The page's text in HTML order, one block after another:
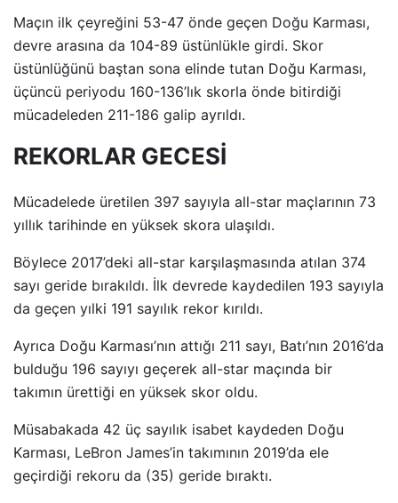
Maçın ilk çeyreğini 53-47 önde geçen Doğu Karması,
devre arasına da 104-89 üstünlükle girdi. Skor
üstünlüğünü baştan sona elinde tutan Doğu Karması,
üçüncü periyodu 160-136’lık skorla önde bitirdiği
mücadeleden 211-186 galip ayrıldı.
REKORLAR GECESİ
Mücadelede üretilen 397 sayıyla all-star maçlarının 73
yıllık tarihinde en yüksek skora ulaşıldı.
Böylece 2017’deki all-star karşılaşmasında atılan 374
sayı geride bırakıldı. İlk devrede kaydedilen 193 sayıyla
da geçen yılki 191 sayılık rekor kırıldı.
Ayrıca Doğu Karması’nın attığı 211 sayı, Batı’nın 2016’da
bulduğu 196 sayıyı geçerek all-star maçında bir
takımın ürettiği en yüksek skor oldu.
Müsabakada 42 üç sayılık isabet kaydeden Doğu
Karması, LeBron James’in takımının 2019’da ele
geçirdiği rekoru da (35) geride bıraktı.